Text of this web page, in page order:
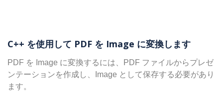
C++ を使用して PDF を Image に変換します
PDF を Image に変換するには、PDF ファイルからプレゼ
ンテーションを作成し、Image として保存する必要があり
ます。